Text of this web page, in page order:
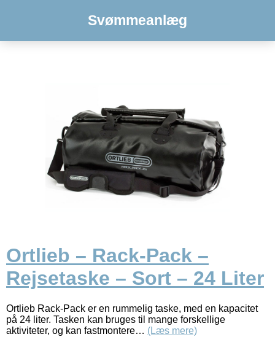
Svømmeanlæg
Ortlieb – Rack-Pack –
Rejsetaske – Sort – 24 Liter
Ortlieb Rack-Pack er en rummelig taske, med en kapacitet
på 24 liter. Tasken kan bruges til mange forskellige
aktiviteter, og kan fastmontere… (Læs mere)